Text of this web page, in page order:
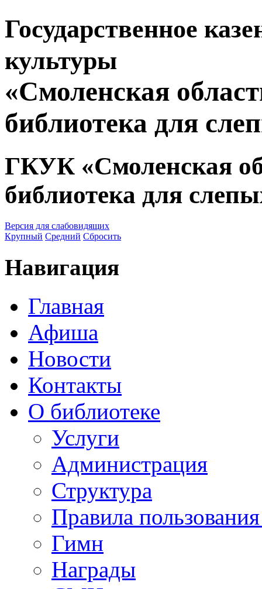
Государственное
культуры
«Смоленская
библиотека для
ГКУК «Смоленская
библиотека для
Версия для слабовидящих
Крупный Средний Сбросить
Навигация
Главная
Афиша
Новости
Контакты
О библиотеке
Услуги
Администрация
Структура
Правила
Гимн
Награды